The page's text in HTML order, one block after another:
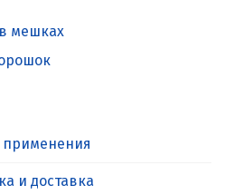
мешках
и доставка